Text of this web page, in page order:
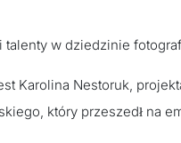
talenty w dziedzinie
Karolina Nestoruk,
który przeszedł na